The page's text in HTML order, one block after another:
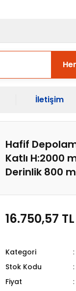
İletişim
Hafif
Katlı H:2000
Derinlik 800
16.750,57 TL
Kategori
Stok Kodu
Fiyat